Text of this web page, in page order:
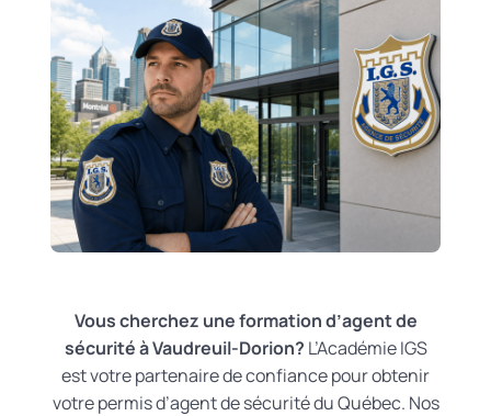
Vous cherchez une formation d’agent de
sécurité à Vaudreuil-Dorion? L’Académie IGS
est votre partenaire de confiance pour obtenir
votre permis d’agent de sécurité du Québec. Nos